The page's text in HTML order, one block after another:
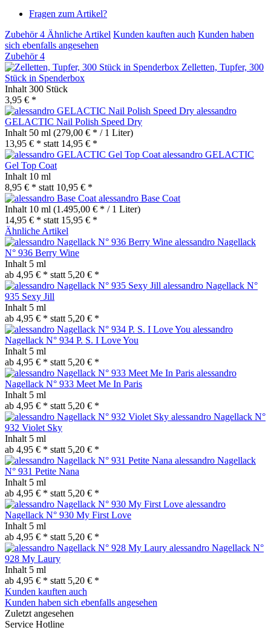
Fragen zum Artikel?
Zubehör4 Ähnliche Artikel Kunden kauften auch Kunden haben
sich ebenfalls angesehen
Zubehör4
Zelletten, Tupfer, 300
Stück in Spenderbox
Inhalt 300 Stück
3,95 € *
alessandro
GELACTIC Nail Polish Speed Dry
Inhalt 50 ml (279,00 € * / 1 Liter)
13,95 € * statt 14,95 € *
alessandro GELACTIC
Gel Top Coat
Inhalt 10 ml
8,95 € * statt 10,95 € *
alessandro Base Coat
Inhalt 10 ml (1.495,00 € * / 1 Liter)
14,95 € * statt 15,95 € *
Ähnliche Artikel
alessandro Nagellack
N° 936 Berry Wine
Inhalt 5 ml
ab 4,95 € * statt 5,20 € *
alessandro Nagellack N°
935 Sexy Jill
Inhalt 5 ml
ab 4,95 € * statt 5,20 € *
alessandro
Nagellack N° 934 P. S. I Love You
Inhalt 5 ml
ab 4,95 € * statt 5,20 € *
alessandro
Nagellack N° 933 Meet Me In Paris
Inhalt 5 ml
ab 4,95 € * statt 5,20 € *
alessandro Nagellack N°
932 Violet Sky
Inhalt 5 ml
ab 4,95 € * statt 5,20 € *
alessandro Nagellack
N° 931 Petite Nana
Inhalt 5 ml
ab 4,95 € * statt 5,20 € *
alessandro
Nagellack N° 930 My First Love
Inhalt 5 ml
ab 4,95 € * statt 5,20 € *
alessandro Nagellack N°
928 My Laury
Inhalt 5 ml
ab 4,95 € * statt 5,20 € *
Kunden kauften auch
Kunden haben sich ebenfalls angesehen
Zuletzt angesehen
Service Hotline